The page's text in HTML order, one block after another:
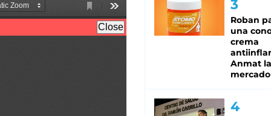
Roban
una
crema
Anmat
mercado